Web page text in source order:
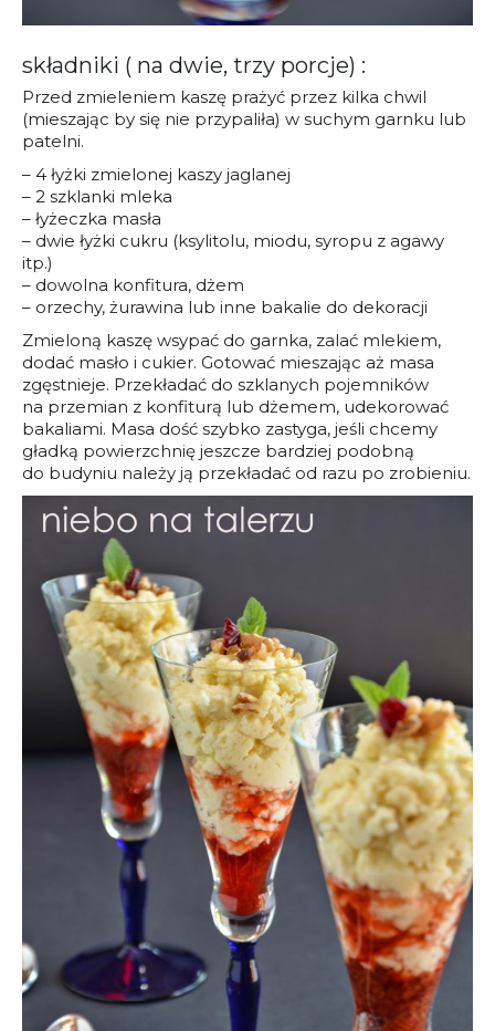
składniki ( na dwie, trzy porcje) :
Przed zmieleniem kaszę prażyć przez kilka chwil
(mieszając by się nie przypaliła) w suchym garnku lub
patelni.
– 4 łyżki zmielonej kaszy jaglanej
– 2 szklanki mleka
– łyżeczka masła
– dwie łyżki cukru (ksylitolu, miodu, syropu z agawy
itp.)
– dowolna konfitura, dżem
– orzechy, żurawina lub inne bakalie do dekoracji
Zmieloną kaszę wsypać do garnka, zalać mlekiem,
dodać masło i cukier. Gotować mieszając aż masa
zgęstnieje. Przekładać do szklanych pojemników
na przemian z konfiturą lub dżemem, udekorować
bakaliami. Masa dość szybko zastyga, jeśli chcemy
gładką powierzchnię jeszcze bardziej podobną
do budyniu należy ją przekładać od razu po zrobieniu.